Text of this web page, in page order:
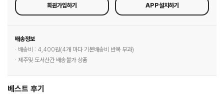
회원가입하기 APP설치하기
배송정보
· 배송비 : 4,400원(4개 마다 기본배송비 반복 부과)
· 제주및 도서산간 배송불가 상품
베스트 후기